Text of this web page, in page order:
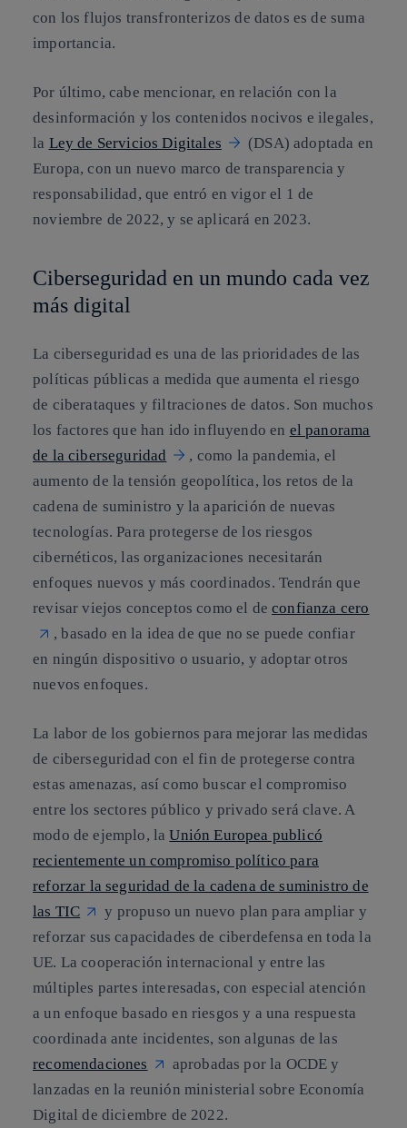
con los flujos transfronterizos de datos es de suma
importancia.
Por último, cabe mencionar, en relación con la
desinformación y los contenidos nocivos e ilegales,
la Ley de Servicios Digitales
(DSA) adoptada en
Europa, con un nuevo marco de transparencia y
responsabilidad, que entró en vigor el 1 de
noviembre de 2022, y se aplicará en 2023.
Ciberseguridad en un mundo cada vez
más digital
La ciberseguridad es una de las prioridades de las
políticas públicas a medida que aumenta el riesgo
de ciberataques y filtraciones de datos. Son muchos
los factores que han ido influyendo en el panorama
de la ciberseguridad
, como la pandemia, el
aumento de la tensión geopolítica, los retos de la
cadena de suministro y la aparición de nuevas
tecnologías. Para protegerse de los riesgos
cibernéticos, las organizaciones necesitarán
enfoques nuevos y más coordinados. Tendrán que
revisar viejos conceptos como el deconfianza cero
, basado en la idea de que no se puede confiar
en ningún dispositivo o usuario, y adoptar otros
nuevos enfoques.
La labor de los gobiernos para mejorar las medidas
de ciberseguridad con el fin de protegerse contra
estas amenazas, así como buscar el compromiso
entre los sectores público y privado será clave. A
modo de ejemplo, laUnión Europea publicó
recientemente un compromiso político para
reforzar la seguridad de la cadena de suministro de
las TIC
y propuso un nuevo plan para ampliar y
reforzar sus capacidades de ciberdefensa en toda la
UE. La cooperación internacional y entre las
múltiples partes interesadas, con especial atención
a un enfoque basado en riesgos y a una respuesta
coordinada ante incidentes, son algunas de las
recomendaciones
aprobadas por la OCDE y
lanzadas en la reunión ministerial sobre Economía
Digital de diciembre de 2022.